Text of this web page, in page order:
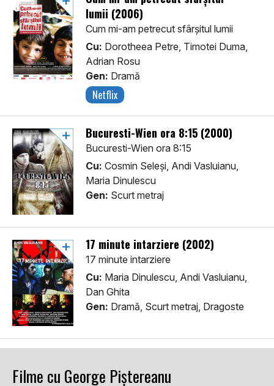
lumii (2006)
Cum mi-am petrecut sfârșitul lumii
Cu: Dorotheea Petre, Timotei Duma,
Adrian Rosu
Gen: Dramă
Netflix
Bucuresti-Wien ora 8:15 (2000)
Bucuresti-Wien ora 8:15
Cu: Cosmin Seleși, Andi Vasluianu,
Maria Dinulescu
Gen: Scurt metraj
17 minute intarziere (2002)
17 minute intarziere
Cu: Maria Dinulescu, Andi Vasluianu,
Dan Ghita
Gen: Dramă, Scurt metraj, Dragoste
Filme cu George Piștereanu